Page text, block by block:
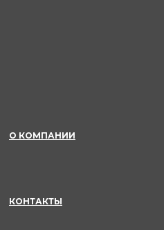
О КОМПАНИИ
КОНТАКТЫ